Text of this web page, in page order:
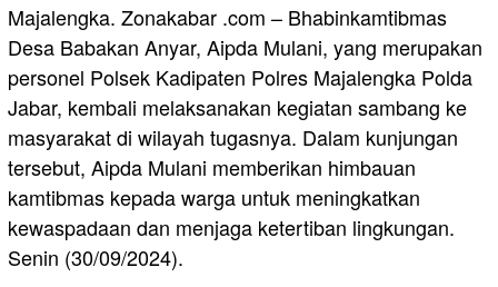
Majalengka. Zonakabar .com – Bhabinkamtibmas
Desa Babakan Anyar, Aipda Mulani, yang merupakan
personel Polsek Kadipaten Polres Majalengka Polda
Jabar, kembali melaksanakan kegiatan sambang ke
masyarakat di wilayah tugasnya. Dalam kunjungan
tersebut, Aipda Mulani memberikan himbauan
kamtibmas kepada warga untuk meningkatkan
kewaspadaan dan menjaga ketertiban lingkungan.
Senin (30/09/2024).